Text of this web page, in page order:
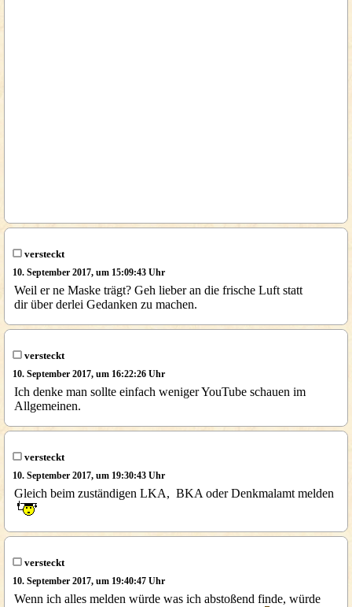
versteckt
10. September 2017, um 15:09:43 Uhr
Weil er ne Maske trägt? Geh lieber an die frische Luft statt
dir über derlei Gedanken zu machen.
versteckt
10. September 2017, um 16:22:26 Uhr
Ich denke man sollte einfach weniger YouTube schauen im
Allgemeinen.
versteckt
10. September 2017, um 19:30:43 Uhr
Gleich beim zuständigen LKA, BKA oder Denkmalamt melden
versteckt
10. September 2017, um 19:40:47 Uhr
Wenn ich alles melden würde was ich abstoßend finde, würde